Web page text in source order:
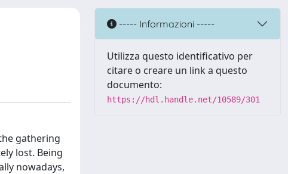
gathering
lost. Being
nowadays,
----- Informazioni -----
Utilizza questo identificativo per
citare o creare un link a questo
documento:
https://hdl.handle.net/10589/301